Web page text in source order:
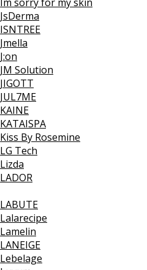
JsDerma
ISNTREE
Jmella
J:on
JM Solution
JIGOTT
JUL7ME
KAINE
KATAISPA
Kiss By Rosemine
LG Tech
Lizda
LADOR
LABUTE
Lalarecipe
Lamelin
LANEIGE
Lebelage